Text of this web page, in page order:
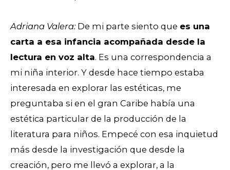
Adriana Valera: De mi parte siento que es una
carta a esa infancia acompañada desde la
lectura en voz alta. Es una correspondencia a
mi niña interior. Y desde hace tiempo estaba
interesada en explorar las estéticas, me
preguntaba si en el gran Caribe había una
estética particular de la producción de la
literatura para niños. Empecé con esa inquietud
más desde la investigación que desde la
creación, pero me llevó a explorar, a la